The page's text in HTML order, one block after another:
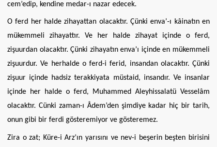
cem’edip, kendine medar-ı nazar edecek.
O ferd her halde zihayattan olacaktır. Çünki enva’-ı kâinatın en
mükemmeli zihayattır. Ve her halde zihayat içinde o ferd,
zişuurdan olacaktır. Çünki zihayatın enva’ı içinde en mükemmeli
zişuurdur. Ve herhalde o ferd-i ferid, insandan olacaktır. Çünki
zişuur içinde hadsiz terakkiyata müstaid, insandır. Ve insanlar
içinde her halde o ferd, Muhammed Aleyhissalatü Vesselâm
olacaktır. Cünki zaman-ı Âdem’den şimdiye kadar hiç bir tarih,
onun gibi bir ferdi gösteremiyor ve gösteremez.
Zira o zat; Küre-i Arz’ın yarısını ve nev-i beşerin beşten birisini